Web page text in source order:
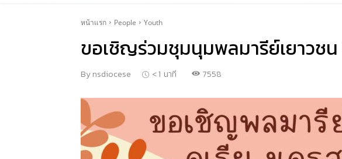
หน้าแรก People Youth
ขอเชิญร่วมชุมนุมพลมารีย์เยาวชน
Bynsdiocese < 1 นาที 7558